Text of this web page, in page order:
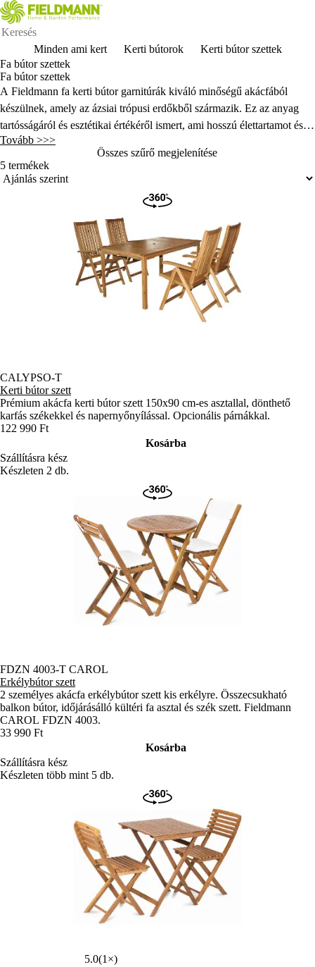
Minden ami kert Kerti bútorok
Kerti bútor szettek
Fa bútor szettek
Fa bútor szettek
A Fieldmann fa kerti bútor garnitúrák kiváló minőségű akácfából
készülnek, amely az ázsiai trópusi erdőkből származik. Ez az anyag
tartósságáról és esztétikai értékéről ismert, ami hosszú élettartamot és
vonzó megjelenést biztosít. Az akácból készült kerti bútor garnitúrák
kényelmes ülést és elegáns dizájnt kínálnak, így ideális választás
kültéri terekhez, ahol kellemes környezetben tölthet időt családjával és
barátaival. Gondos kidolgozásuknak köszönhetően minden kertet vagy
Tovább >>>
Összes szűrő megjelenítése
5 termékek
CALYPSO-T
Kerti bútor szett
Prémium akácfa kerti bútor szett 150x90 cm-es asztallal, dönthető
karfás székekkel és napernyőnyílással. Opcionális párnákkal.
122 990 Ft
Kosárba
Szállításra kész
Készleten 2 db.
FDZN 4003-T CAROL
Erkélybútor szett
2 személyes akácfa erkélybútor szett kis erkélyre. Összecsukható
balkon bútor, időjárásálló kültéri fa asztal és szék szett. Fieldmann
CAROL FDZN 4003.
33 990 Ft
Kosárba
Szállításra kész
Készleten több mint 5 db.
5.0(1×)